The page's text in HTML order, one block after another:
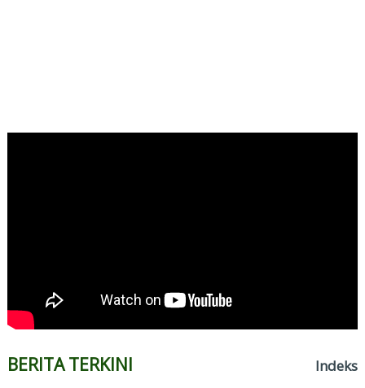
BERITA TERKINI Indeks